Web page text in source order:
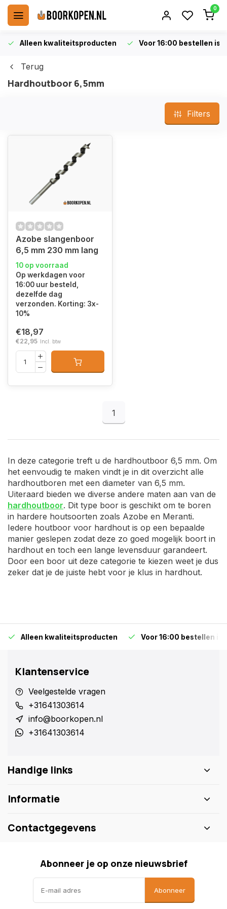
0
Alleen kwaliteitsproducten Voor 16:00 bestellen is
Terug
Hardhoutboor 6,5mm
Filters
Azobe slangenboor
6,5 mm 230 mm lang
10 op voorraad
Op werkdagen voor
16:00 uur besteld,
dezelfde dag
verzonden. Korting: 3x-
10%
€18,97
€22,95 Incl. btw
1
In deze categorie treft u de hardhoutboor 6,5 mm. Om
het eenvoudig te maken vindt je in dit overzicht alle
hardhoutboren met een diameter van 6,5 mm.
Uiteraard bieden we diverse andere maten aan van de
hardhoutboor. Dit type boor is geschikt om te boren
in hardere houtsoorten zoals Azobe en Meranti.
Iedere houtboor voor hardhout is op een bepaalde
manier geslepen zodat deze zo goed mogelijk boort in
hardhout en toch een lange levensduur garandeert.
Door een boor uit deze categorie te kiezen weet je dus
zeker dat je de juiste hebt voor je klus in hardhout.
Alleen kwaliteitsproducten Voor 16:00 bestellen is
Klantenservice
Veelgestelde vragen
+31641303614
info@boorkopen.nl
+31641303614
Handige links
Informatie
Contactgegevens
Abonneer je op onze nieuwsbrief
Abonneer